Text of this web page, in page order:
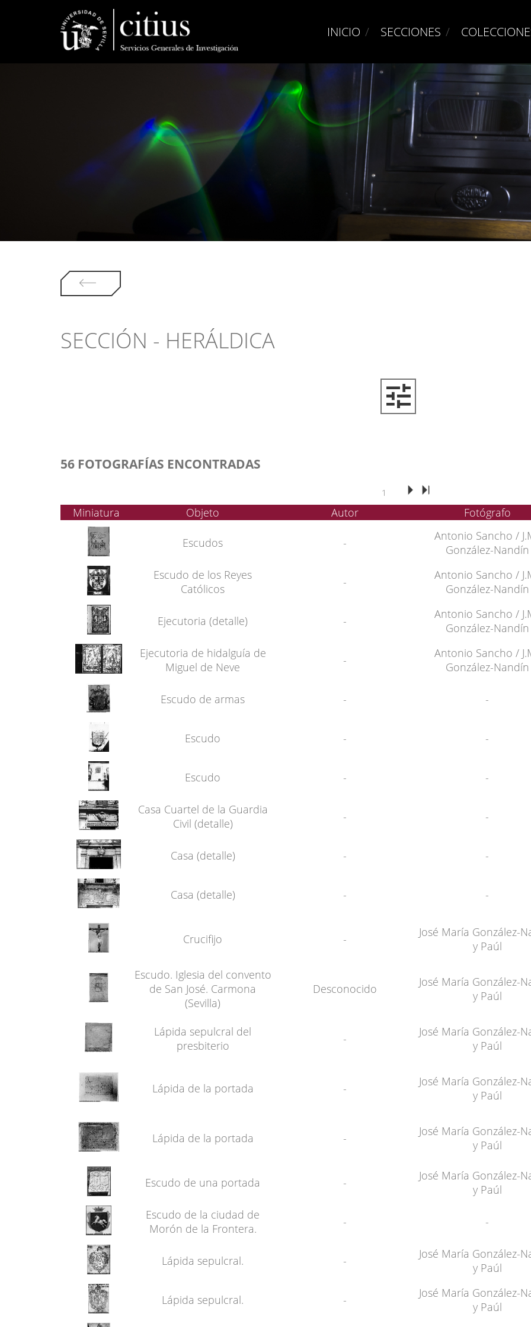
INICIO SECCIONES
SECCIÓN - HERÁLDICA
56 FOTOGRAFÍAS ENCONTRADAS
1
Miniatura Objeto Autor Fotógrafo
Escudos -
Antonio Sancho /
González-Nandín
Escudo de los Reyes
Católicos
-
Antonio Sancho /
González-Nandín
Ejecutoria (detalle) -
Antonio Sancho /
González-Nandín
Ejecutoria de hidalguía de
Miguel de Neve
-
Antonio Sancho /
González-Nandín
Escudo de armas - -
Escudo - -
Escudo - -
Casa Cuartel de la Guardia
Civil (detalle)
- -
Casa (detalle) - -
Casa (detalle) - -
Crucifijo -
José María González-
y Paúl
Escudo. Iglesia del convento
de San José. Carmona
(Sevilla)
Desconocido
José María González-
y Paúl
Lápida sepulcral del
presbiterio
-
José María González-
y Paúl
Lápida de la portada -
José María González-
y Paúl
Lápida de la portada -
José María González-
y Paúl
Escudo de una portada -
José María González-
y Paúl
Escudo de la ciudad de
Morón de la Frontera.
- -
Lápida sepulcral. -
José María González-
y Paúl
Lápida sepulcral. -
José María González-
y Paúl